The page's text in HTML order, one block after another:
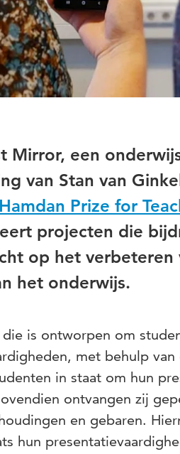
Mirror, een
van Stan van
Prize for
projecten die
op het verbeteren
het onderwijs.
is ontworpen om
met behulp van
in staat om hun
ontvangen zij
en gebaren.
hun